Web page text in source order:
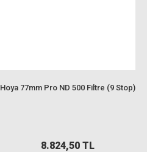
Hoya 77mm Pro ND 500 Filtre (9 Stop)
8.824,50 TL